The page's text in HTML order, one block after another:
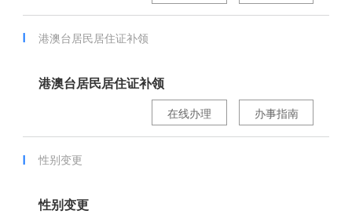
港澳台居民居住证补领
港澳台居民居住证补领
办事指南
在线办理
性别变更
性别变更